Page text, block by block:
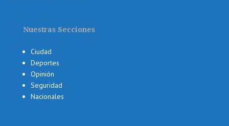
Nuestras Secciones
Ciudad
Deportes
Opinión
Seguridad
Nacionales